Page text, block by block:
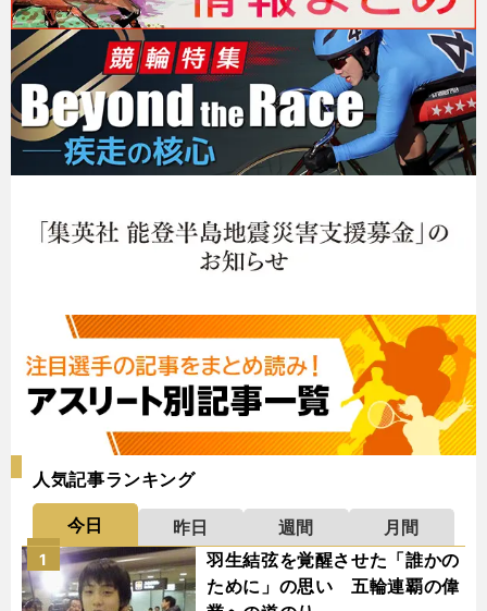
人気記事ランキング
今日 昨日 週間
月間
羽生結弦を覚醒させた「誰かの
ために」の思い 五輪連覇の偉
1